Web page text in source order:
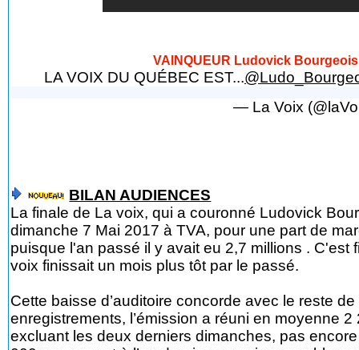
VAINQUEUR Ludovick
LA VOIX DU QUÉBEC EST...
— La Voix
BILAN AUDIENCES
La finale de La voix, qui a couronné Ludovick
dimanche 7 Mai 2017 à TVA, pour une part de
puisque l'an passé il y avait eu 2,7 millions .
voix finissait un mois plus tôt par le passé.
Cette baisse d’auditoire concorde avec le reste
enregistrements, l’émission a réuni en moyenne
excluant les deux derniers dimanches, pas